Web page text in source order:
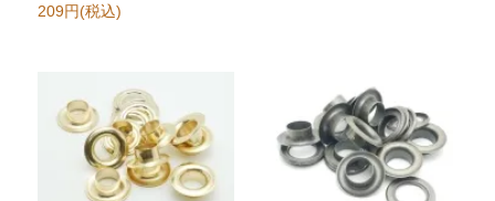
209円(税込)